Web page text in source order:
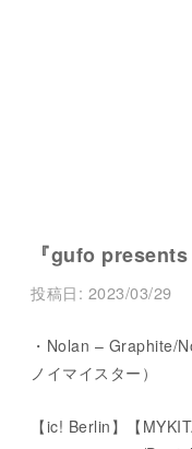
『gufo
投稿日: 2023/03/29
・Nolan – Graphite/
ノイマイスター）
【ic! Berlin】【